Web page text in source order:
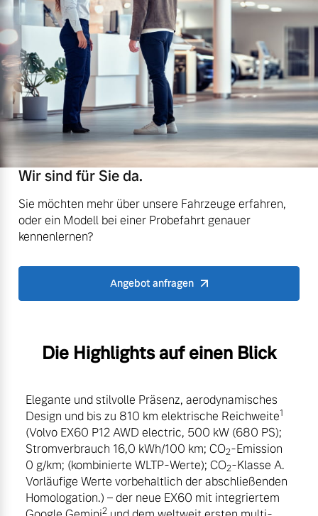
Wir sind für Sie da.
Sie möchten mehr über unsere Fahrzeuge erfahren,
oder ein Modell bei einer Probefahrt genauer
kennenlernen?
Angebot anfragen
Die Highlights auf einen Blick
Elegante und stilvolle Präsenz, aerodynamisches
Design und bis zu 810 km elektrische Reichweite1
(Volvo EX60 P12 AWD electric, 500 kW (680 PS);
Stromverbrauch 16,0 kWh/100 km; CO2-Emission
0 g/km; (kombinierte WLTP-Werte); CO2-Klasse A.
Vorläufige Werte vorbehaltlich der abschließenden
Homologation.) – der neue EX60 mit integriertem
2